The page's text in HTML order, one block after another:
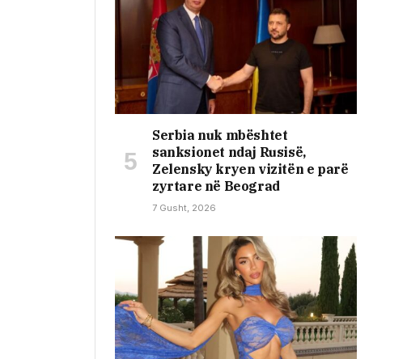
Serbia nuk mbështet
sanksionet ndaj Rusisë,
Zelensky kryen vizitën e parë
zyrtare në Beograd
7 Gusht, 2026